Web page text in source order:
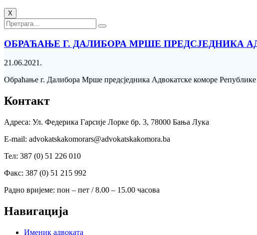
X
ОБРАЋАЊЕ Г. ДАЛИБОРА МРШЕ ПРЕДСЈЕДНИКА
21.06.2021.
Обраћање г. Далибора Мрше предсједника Адвокатске коморе
Контакт
Адреса: Ул. Федерика Гарсије Лорке бр. 3, 78000 Бања Лука
Е-mail: advokatskakomorars@advokatskakomora.ba
Тел: 387 (0) 51 226 010
Факс: 387 (0) 51 215 992
Радно вријеме: пон – пет / 8.00 – 15.00 часова
Навигација
Именик адвоката